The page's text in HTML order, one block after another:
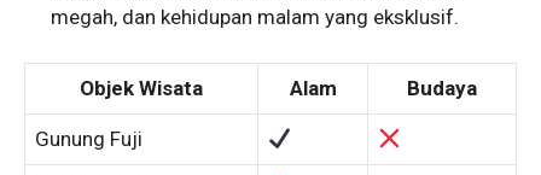
megah, dan kehidupan malam yang eksklusif.
Objek Wisata Alam Budaya
Gunung Fuji